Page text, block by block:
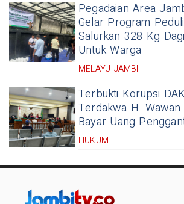
Pegadaian Area
Gelar Program
Salurkan 328 Kg
Untuk Warga
MELAYU JAMBI
Terbukti Korupsi
Terdakwa H.
Bayar Uang
HUKUM